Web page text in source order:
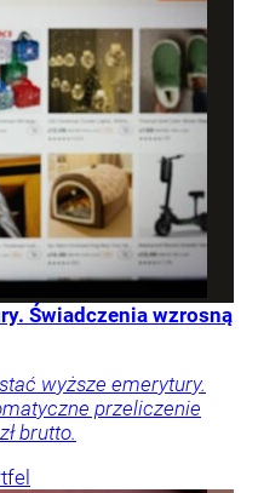
Świadczenia wzrosną
wyższe emerytury.
przeliczenie
brutto.